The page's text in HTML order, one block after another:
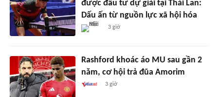
được đầu tư dự giải tại Thái Lan:
Dấu ấn từ nguồn lực xã hội hóa
3 giờ
Rashford khoác áo MU sau gần 2
năm, cơ hội trả đũa Amorim
3 giờ